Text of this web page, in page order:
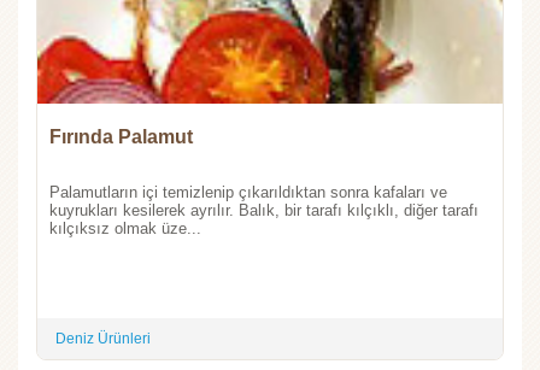
Fırında Palamut
Palamutların içi temizlenip çıkarıldıktan sonra kafaları ve
kuyrukları kesilerek ayrılır. Balık, bir tarafı kılçıklı, diğer tarafı
kılçıksız olmak üze...
Deniz Ürünleri